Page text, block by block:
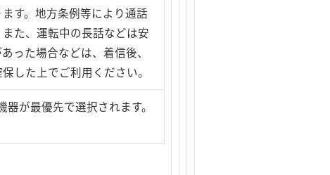
す。地方条例等により通話
た、運転中の長話などは安
った場合などは、着信後、
した上でご利用ください。
が最優先で選択されます。